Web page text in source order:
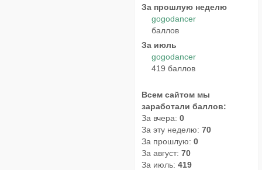
За прошлую неделю
gogodancer
баллов
За июль
gogodancer
419 баллов
Всем сайтом мы
заработали баллов:
За вчера: 0
За эту неделю: 70
За прошлую: 0
За август: 70
За июль: 419